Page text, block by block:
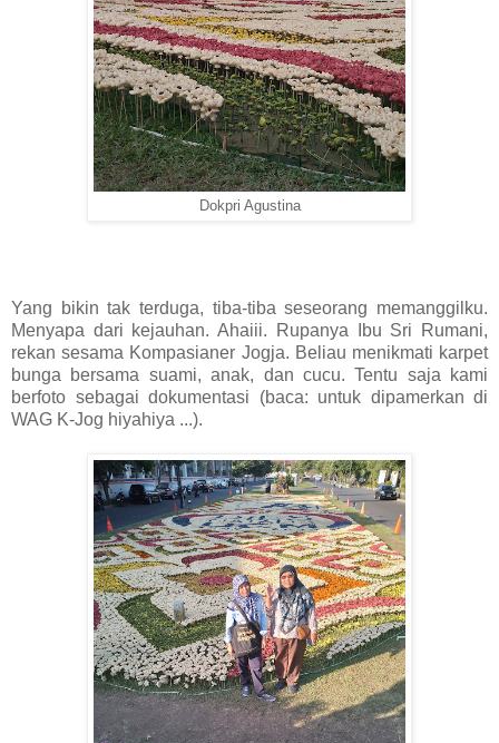
Dokpri Agustina
Yang bikin tak terduga, tiba-tiba seseorang memanggilku.
Menyapa dari kejauhan. Ahaiii. Rupanya Ibu Sri Rumani,
rekan sesama Kompasianer Jogja. Beliau menikmati karpet
bunga bersama suami, anak, dan cucu. Tentu saja kami
berfoto sebagai dokumentasi (baca: untuk dipamerkan di
WAG K-Jog hiyahiya ...).